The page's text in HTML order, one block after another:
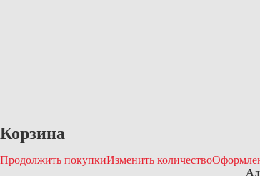
Корзина
Продолжить покупкиИзменить количество